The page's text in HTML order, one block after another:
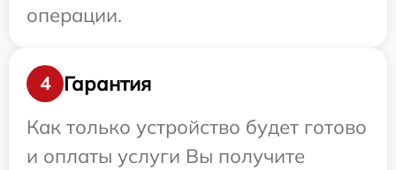
операции.
4
Гарантия
Как только устройство будет готово
и оплаты услуги Вы получите